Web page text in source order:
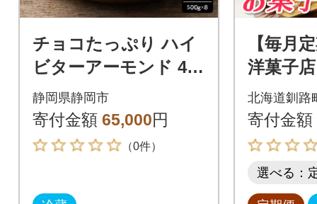
チョコたっぷり ハイ
ビターアーモンド 4k
g(500g×8袋)ほろ苦く
ちょっぴり甘い
静岡県静岡市
寄付金額 65,000円
（0件）
【毎月
洋菓子
1種類の
合わせ
入り)全
北海道釧路
寄付金額
選べる：